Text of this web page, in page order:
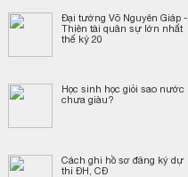
Đại tướng Võ Nguyên Giáp -
Thiên tài quân sự lớn nhất
thế kỷ 20
Học sinh học giỏi sao nước
chưa giàu?
Cách ghi hồ sơ đăng ký dự
thi ĐH, CĐ